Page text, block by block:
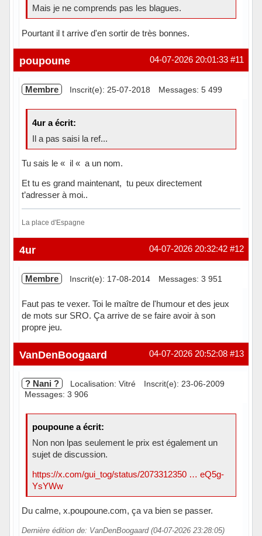
Mais je ne comprends pas les blagues.
Pourtant il t arrive d'en sortir de très bonnes.
Hors ligne #11
04-07-2026 20:01:33
poupoune
Membre Inscrit(e): 25-07-2018 Messages: 5 499
4ur a écrit:
Il a pas saisi la ref...
Tu sais le « il « a un nom.
Et tu es grand maintenant, tu peux directement
t’adresser à moi..
La place d'Espagne
Hors ligne #12
04-07-2026 20:32:42
4ur
Membre Inscrit(e): 17-08-2014 Messages: 3 951
Faut pas te vexer. Toi le maître de l'humour et des jeux
de mots sur SRO. Ça arrive de se faire avoir à son
propre jeu.
Hors ligne #13
04-07-2026 20:52:08
VanDenBoogaard
? Nani ? Localisation: Vitré
Inscrit(e): 23-06-2009
Messages: 3 906
poupoune a écrit:
Non non lpas seulement le prix est également un
sujet de discussion.
https://x.com/gui_tog/status/2073312350 … eQ5g-
YsYWw
Du calme, x.poupoune.com, ça va bien se passer.
Dernière édition de: VanDenBoogaard (04-07-2026 23:28:05)